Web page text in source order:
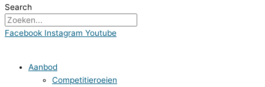
Search
Facebook Instagram Youtube
Aanbod
Competitieroeien